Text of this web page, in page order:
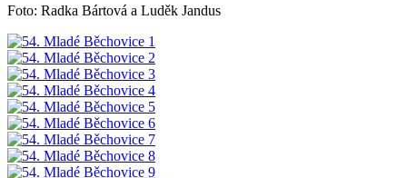
Foto: Radka Bártová a Luděk Jandus